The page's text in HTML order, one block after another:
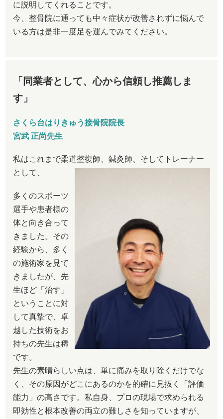
に説明してくれることです。
今、整骨院に通っても中々症状が改善されずに悩んで
いる方は是非一度足を運んでみてください。
「同業者として、心から信頼し推薦しま
す」
さくら台はりきゅう接骨院院長
宮武 正尚先生
私はこれまで柔道整復師、鍼灸師、そしてトレーナー
として、
多くのスポーツ
選手や患者様の
体と向き合って
きました。その
経験から、多く
の施術家を見て
きましたが、先
生ほど「治す」
ということに対
して真摯で、卓
越した技術をお
持ちの先生は稀
です。
​先生の素晴らしい点は、単に痛みを取り除くだけでな
く、その原因がどこにあるのかを的確に見抜く「評価
能力」の高さです。私自身、プロの現場で求められる
即効性と根本改善の両立の難しさを知っていますが、